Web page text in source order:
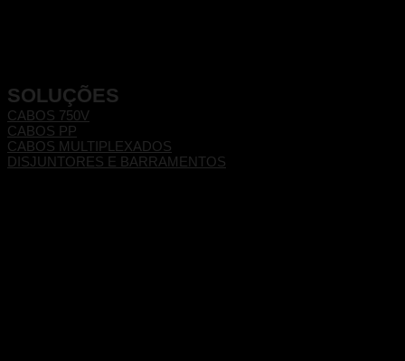
SOLUÇÕES
CABOS 750V
CABOS PP
CABOS MULTIPLEXADOS
DISJUNTORES E BARRAMENTOS